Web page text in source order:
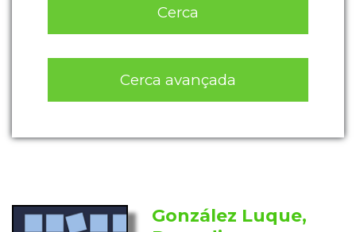
Cerca
Cerca avançada
González Luque,